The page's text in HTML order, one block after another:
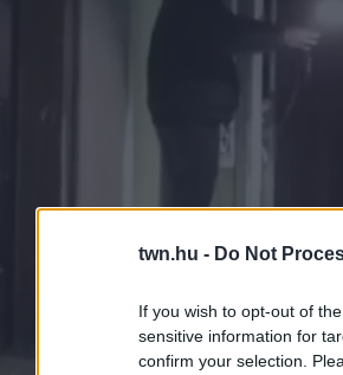
twn.hu - Do Not
If you wish to opt-out of
sensitive information for
confirm your selection.